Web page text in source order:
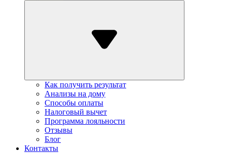
Как получить результат
Анализы на дому
Способы оплаты
Налоговый вычет
Программа лояльности
Отзывы
Блог
Контакты